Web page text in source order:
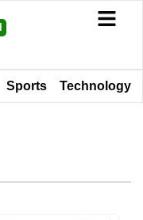
Sports Technology